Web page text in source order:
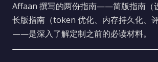
Affaan 撰写的两份指南——简版指南（
长版指南（token 优化、内存持久化、
——是深入了解定制之前的必读材料。